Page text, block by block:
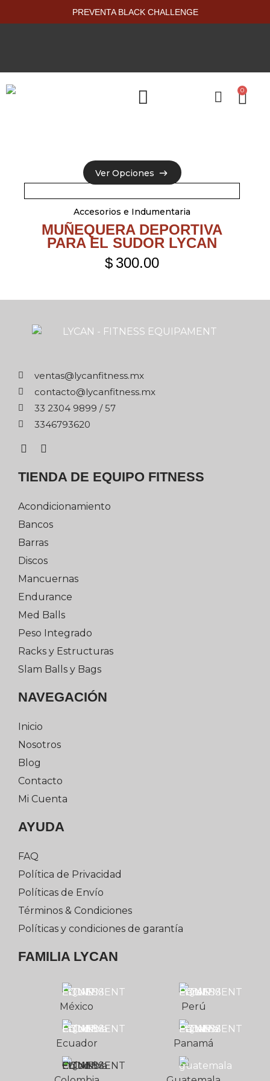
PREVENTA BLACK CHALLENGE
0
Ver Opciones
Ver Opciones
Accesorios e Indumentaria
MUÑEQUERA DEPORTIVA
PARA EL SUDOR LYCAN
$ 300.00
xm.ssentifnacyl@satnev
xm.ssentifnacyl@otcatnoc
75 / 9989 4032 33
0263976433
TIENDA DE EQUIPO FITNESS
Acondicionamiento
Bancos
Barras
Discos
Mancuernas
Endurance
Med Balls
Peso Integrado
Racks y Estructuras
Slam Balls y Bags
NAVEGACIÓN
Inicio
Nosotros
Blog
Contacto
Mi Cuenta
AYUDA
FAQ
Política de Privacidad
Políticas de Envío
Términos & Condiciones
Políticas y condiciones de garantía
FAMILIA LYCAN
México
Ecuador
Perú
Panamá